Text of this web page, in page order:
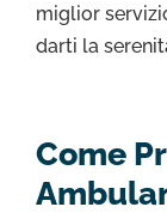
miglior
darti la
Come